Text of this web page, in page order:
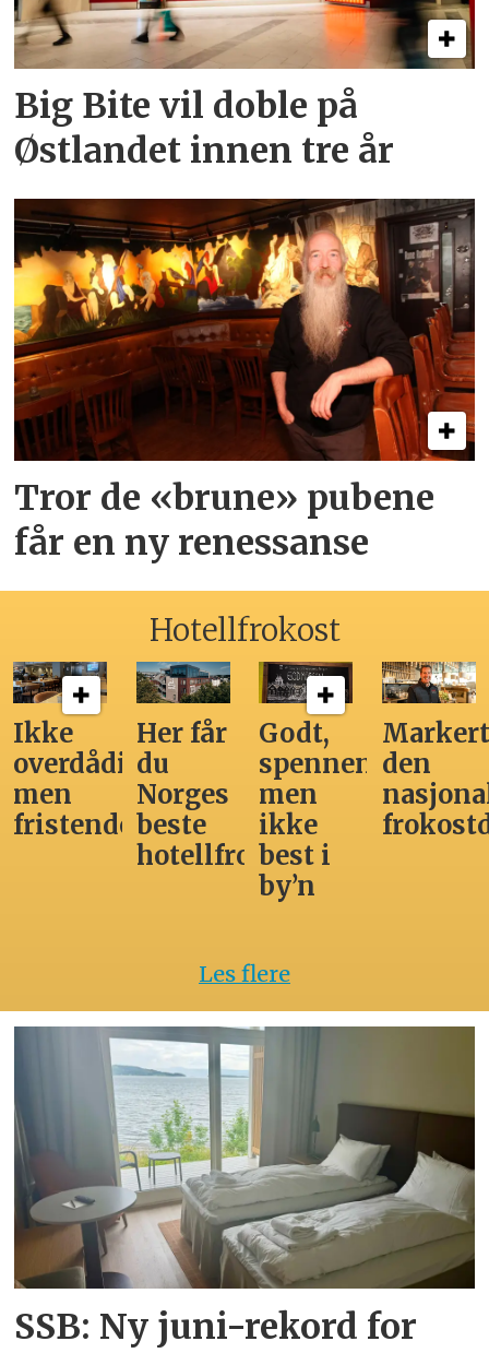
Big Bite vil doble på
Østlandet innen tre år
Tror de «brune» pubene
får en ny renessanse
Hotellfrokost
Ikke
overdådig,
men
fristende
Her får
du
Norges
beste
hotellfrokost
Godt,
spennende,
men
ikke
best i
by’n
den
Les flere
SSB: Ny juni-rekord for